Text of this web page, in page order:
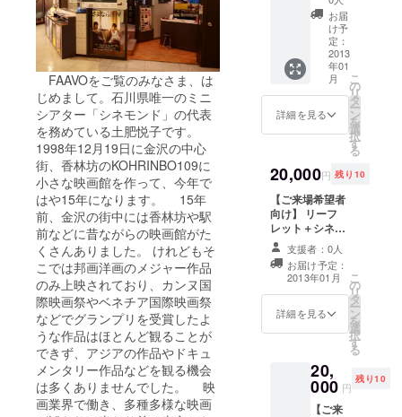
FAAVOをご覧のみなさま、は
じめまして。石川県唯一のミニ
シアター「シネモンド」の代表
を務めている土肥悦子です。
1998年12月19日に金沢の中心
街、香林坊のKOHRINBO109に
小さな映画館を作って、今年で
はや15年になります。 15年
前、金沢の街中には香林坊や駅
前などに昔ながらの映画館がた
くさんありました。 けれどもそ
こでは邦画洋画のメジャー作品
のみ上映されており、カンヌ国
際映画祭やベネチア国際映画祭
などでグランプリを受賞したよ
うな作品はほとんど観ることが
できず、アジアの作品やドキュ
メンタリー作品などを観る機会
は多くありませんでした。 映
画業界で働き、多種多様な映画
の＜中等ク
は、プロの
映画監督の
指導で、映
画の製作か
ら上映まで
ワーク
ショップを
開催。2011
年～2013年
東京新聞
「言いたい
放談」にて
隔週でコラ
ムを執筆。
ミール・ナ
デリ監督
レット
＋「映
画のむ
かし」
１部＋
金沢い
いもの
セット
Ａ（ポ
スト
２枚＋
「甘納
豆かわ
むら」
さんの
１袋）
※甘納
豆 か
わむら
2001年
て以
来、そ
の美味
しさが
お届
け予
定：
2013
年01
月
詳細を見る
こ
の
リ
タ
ー
ン
を
選
択
す
る
20,000円 残り10
【ご来場希望者
向け】 リーフ
レット＋シネモ
ンド招待券２枚
＋15周年記念上
映会への無料ご
招待＋15周年記
念パーティーへ
の無料ご招待
支援者：0人
お届け予定：
2013年01月
詳細を見る
こ
の
リ
タ
ー
ン
を
選
択
す
る
20,
000 円
残り10
【ご来